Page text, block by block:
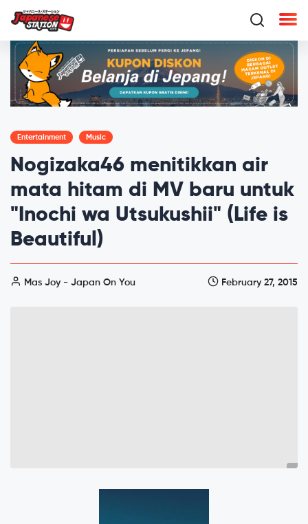
Entertainment Music
Nogizaka46 menitikkan air
mata hitam di MV baru untuk
"Inochi wa Utsukushii" (Life is
Beautiful)
Mas Joy - Japan On You February 27, 2015